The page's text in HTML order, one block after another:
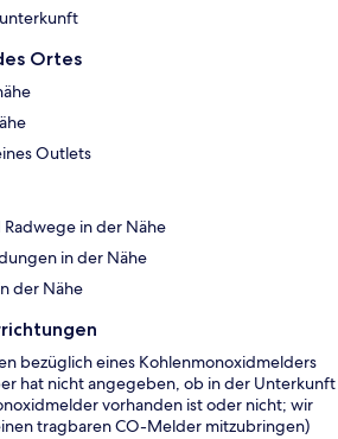
Ortes
Outlets
in der Nähe
in der Nähe
der Nähe
bezüglich eines Kohlenmonoxidmelders
hat nicht angegeben, ob in der Unterkunft
vorhanden ist oder nicht; wir
tragbaren CO-Melder mitzubringen)